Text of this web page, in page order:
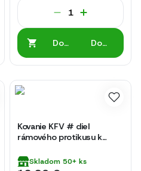
Do
Do
Kovanie KFV # diel
rámového protikusu k
dverí 116-08-5
Skladom 50+ ks